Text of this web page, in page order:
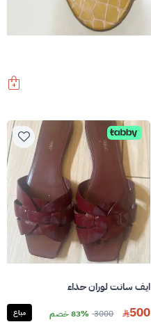
ايف سانت لوران حذاء
500
3000 83% خصم مباع